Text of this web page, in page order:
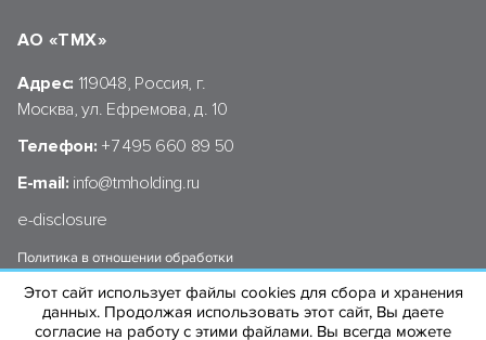
АО «ТМХ»
Адрес: 119048, Россия, г.
Москва, ул. Ефремова, д. 10
Телефон: +7 495 660 89 50
E-mail: info@tmholding.ru
e-disclosure
Политика в отношении обработки
персональных данных АО «ТМХ»
Этот сайт использует файлы cookies для сбора и хранения
данных. Продолжая использовать этот сайт, Вы даете
согласие на работу с этими файлами. Вы всегда можете